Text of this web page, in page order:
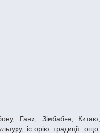
історію, традиції тощо.